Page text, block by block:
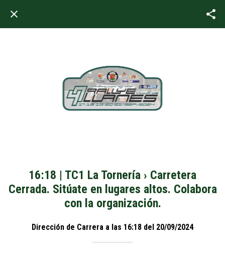
16:18 | TC1 La Tornería › Carretera
Cerrada. Sitúate en lugares altos. Colabora
con la organización.
Dirección de Carrera a las 16:18 del 20/09/2024